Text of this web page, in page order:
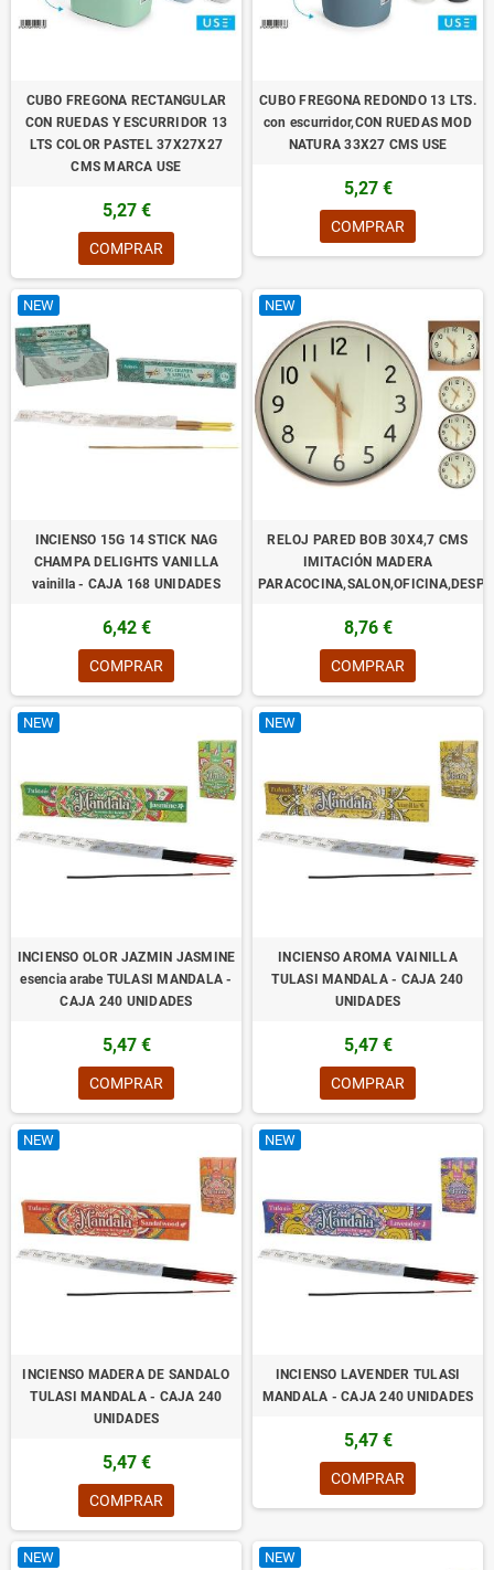
CUBO FREGONA RECTANGULAR
CON RUEDAS Y ESCURRIDOR 13
LTS COLOR PASTEL 37X27X27
CMS MARCA USE
5,27 €
COMPRAR
CUBO FREGONA REDONDO 13 LTS.
con escurridor,CON RUEDAS MOD
NATURA 33X27 CMS USE
5,27 €
COMPRAR
NEW
INCIENSO 15G 14 STICK NAG
CHAMPA DELIGHTS VANILLA
vainilla - CAJA 168 UNIDADES
6,42 €
COMPRAR
NEW
RELOJ PARED BOB 30X4,7 CMS
IMITACIÓN MADERA
8,76 €
COMPRAR
NEW
INCIENSO OLOR JAZMIN JASMINE
esencia arabe TULASI MANDALA -
CAJA 240 UNIDADES
5,47 €
COMPRAR
NEW
INCIENSO AROMA VAINILLA
TULASI MANDALA - CAJA 240
UNIDADES
5,47 €
COMPRAR
NEW
INCIENSO MADERA DE SANDALO
TULASI MANDALA - CAJA 240
UNIDADES
5,47 €
COMPRAR
NEW
INCIENSO LAVENDER TULASI
MANDALA - CAJA 240 UNIDADES
5,47 €
COMPRAR
NEW NEW